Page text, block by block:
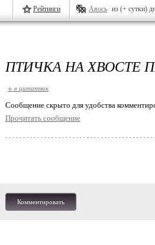
Рейтинги Авось из (+ сутки)
ПТИЧКА НА ХВОСТЕ
+ в цитатник
Cообщение скрыто для удобства
Прочитать сообщение
Комментировать